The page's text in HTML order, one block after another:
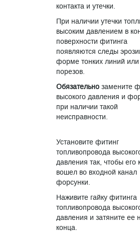
контакта и утечки.
При наличии утечки
высоким давлением в
поверхности фитинга
появляются следы
форме тонких линий или
порезов.
Обязательно замените
высокого давления и
при наличии такой
неисправности.
Установите фитинг
топливопровода
давления так, чтобы его
вошел во входной канал
форсунки.
Наживите гайку фитинга
топливопровода
давления и затяните ее
конца.